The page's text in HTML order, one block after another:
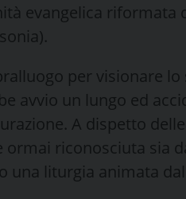
evangelica riformata
per visionare
avvio un lungo ed
A dispetto
riconosciuta sia
una liturgia animata